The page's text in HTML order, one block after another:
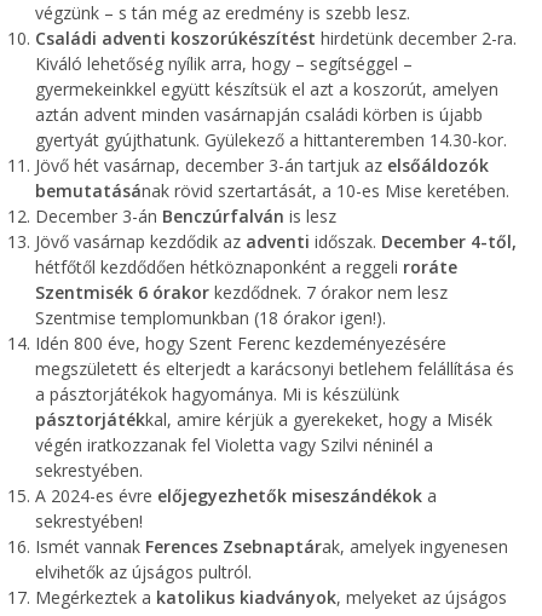
végzünk – s tán még az eredmény is szebb lesz.
Családi adventi koszorúkészítést hirdetünk december 2-ra.
Kiváló lehetőség nyílik arra, hogy – segítséggel –
gyermekeinkkel együtt készítsük el azt a koszorút, amelyen
aztán advent minden vasárnapján családi körben is újabb
gyertyát gyújthatunk. Gyülekező a hittanteremben 14.30-kor.
Jövő hét vasárnap, december 3-án tartjuk az elsőáldozók
bemutatásának rövid szertartását, a 10-es Mise keretében.
December 3-án Benczúrfalván is lesz
Jövő vasárnap kezdődik az adventi időszak. December 4-től,
hétfőtől kezdődően hétköznaponként a reggeli roráte
Szentmisék 6 órakor kezdődnek. 7 órakor nem lesz
Szentmise templomunkban (18 órakor igen!).
Idén 800 éve, hogy Szent Ferenc kezdeményezésére
megszületett és elterjedt a karácsonyi betlehem felállítása és
a pásztorjátékok hagyománya. Mi is készülünk
pásztorjátékkal, amire kérjük a gyerekeket, hogy a Misék
végén iratkozzanak fel Violetta vagy Szilvi néninél a
sekrestyében.
A 2024-es évre előjegyezhetők miseszándékok a
sekrestyében!
Ismét vannak Ferences Zsebnaptárak, amelyek ingyenesen
elvihetők az újságos pultról.
Megérkeztek a katolikus kiadványok, melyeket az újságos